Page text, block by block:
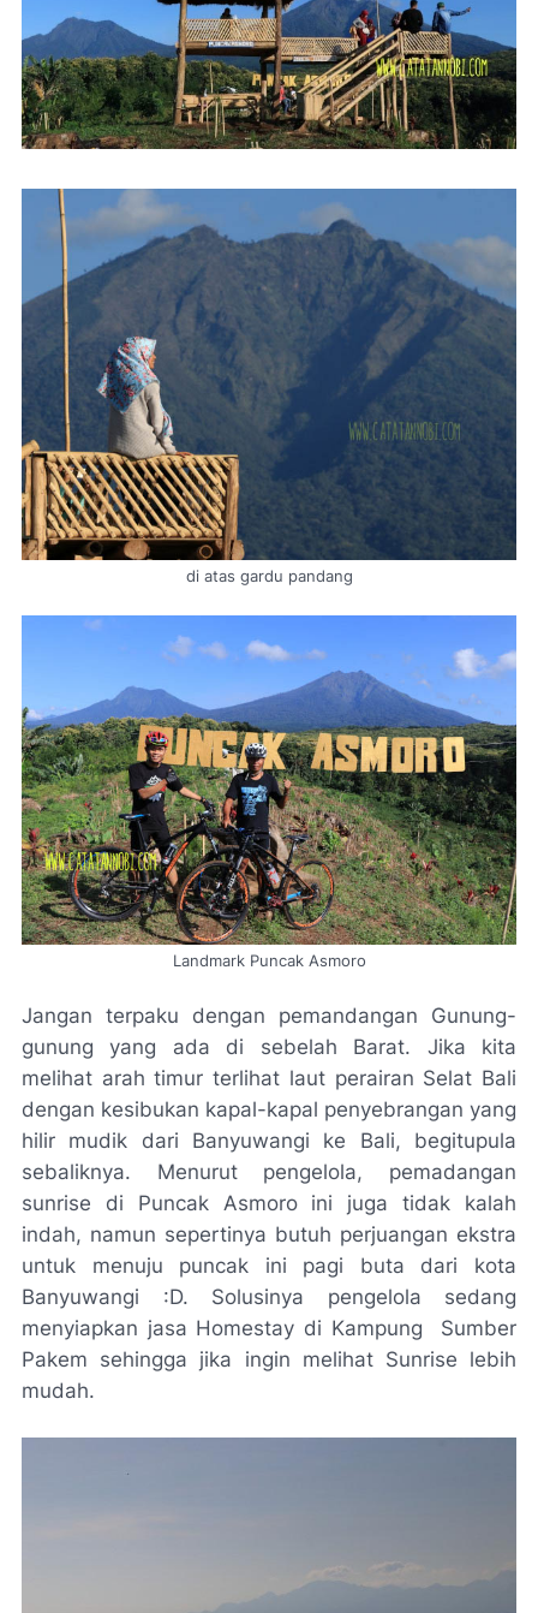
di atas gardu pandang
Landmark Puncak Asmoro
Jangan terpaku dengan pemandangan Gunung-
gunung yang ada di sebelah Barat. Jika kita
melihat arah timur terlihat laut perairan Selat Bali
dengan kesibukan kapal-kapal penyebrangan yang
hilir mudik dari Banyuwangi ke Bali, begitupula
sebaliknya. Menurut pengelola, pemadangan
sunrise di Puncak Asmoro ini juga tidak kalah
indah, namun sepertinya butuh perjuangan ekstra
untuk menuju puncak ini pagi buta dari kota
Banyuwangi :D. Solusinya pengelola sedang
menyiapkan jasa Homestay di Kampung Sumber
Pakem sehingga jika ingin melihat Sunrise lebih
mudah.